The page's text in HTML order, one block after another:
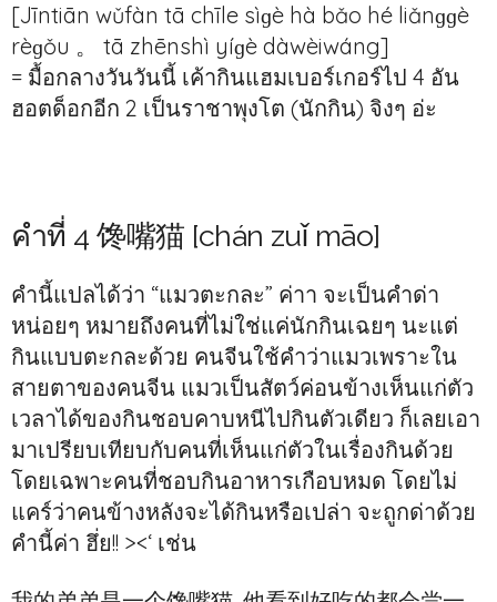
[Jīntiān wǔfàn tā chīle sìɡè hà bǎo hé liǎnɡɡè
rèɡǒu 。 tā zhēnshì yíɡè dàwèiwáng]
= มื้อกลางวันวันนี้ เค้ากินแฮมเบอร์เกอร์ไป 4 อัน
ฮอตด็อกอีก 2 เป็นราชาพุงโต (นักกิน) จิงๆ อ่ะ
คำที่ 4 馋嘴猫 [chán zuǐ māo]
คำนี้แปลได้ว่า “แมวตะกละ” ค่าา จะเป็นคำด่า
หน่อยๆ หมายถึงคนที่ไม่ใช่แค่นักกินเฉยๆ นะแต่
กินแบบตะกละด้วย คนจีนใช้คำว่าแมวเพราะใน
สายตาของคนจีน แมวเป็นสัตว์ค่อนข้างเห็นแก่ตัว
เวลาได้ของกินชอบคาบหนีไปกินตัวเดียว ก็เลยเอา
มาเปรียบเทียบกับคนที่เห็นแก่ตัวในเรื่องกินด้วย
โดยเฉพาะคนที่ชอบกินอาหารเกือบหมด โดยไม่
แคร์ว่าคนข้างหลังจะได้กินหรือเปล่า จะถูกด่าด้วย
คำนี้ค่า ฮึ่ย!! ><‘ เช่น